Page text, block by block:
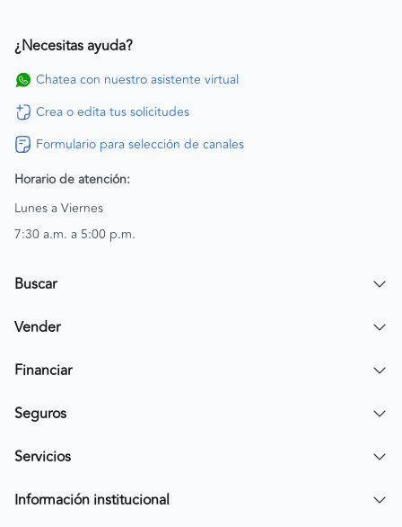
¿Necesitas ayuda?
Chatea con nuestro asistente virtual
Crea o edita tus solicitudes
Formulario para selección de canales
Horario de atención:
Lunes a Viernes
7:30 a.m. a 5:00 p.m.
Buscar
Encuentra un carro
Vender
Publicar mi vehículo
Financiar
Simular crédito
Seguros
Compra tu SOAT
Servicios
Compra y Venta Segura
Información institucional